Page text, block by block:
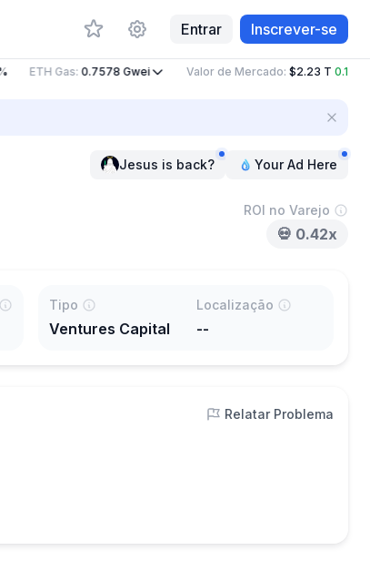
Entrar Inscrever-se
ETH Gas:0.7578Gwei Valor de Mercado:$2.23 T 0.14%
Jesus is back? Your Ad Here
ROI no Varejo
💀 0.42x
Tipo
Ventures Capital
Localização
--
Relatar Problema